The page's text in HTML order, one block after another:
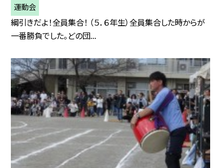
運動会
綱引きだよ！全員集合！ （５．６年生）全員集合した時からが
一番勝負でした。どの団...